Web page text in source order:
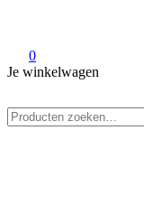
0
Je winkelwagen
naar: